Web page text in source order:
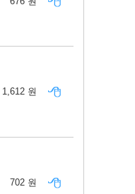
1,612 원
702 원